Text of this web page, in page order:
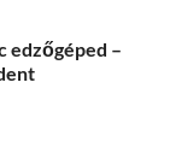
edzőgéped –